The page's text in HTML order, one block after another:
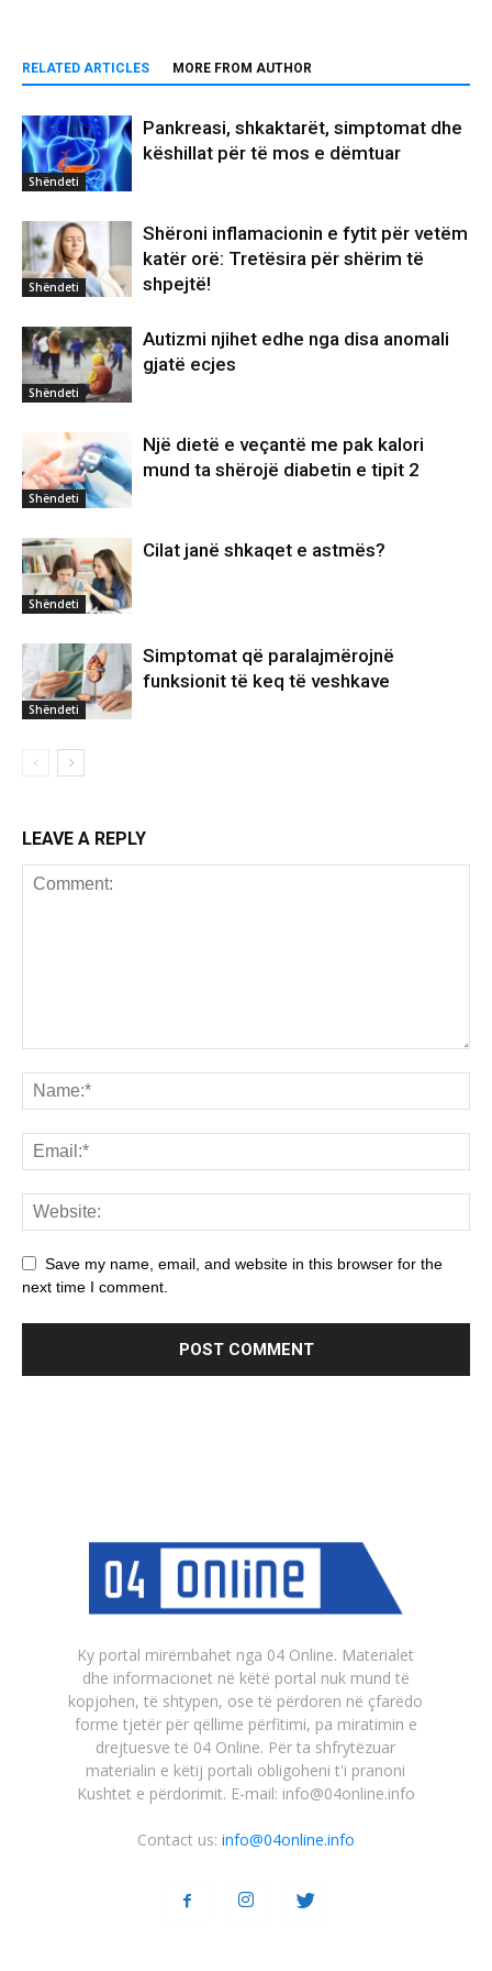
RELATED ARTICLES MORE FROM AUTHOR
Shëndeti
Pankreasi, shkaktarët, simptomat dhe
këshillat për të mos e dëmtuar
Shëndeti
Shëroni inflamacionin e fytit për vetëm
katër orë: Tretësira për shërim të
shpejtë!
Shëndeti
Autizmi njihet edhe nga disa anomali
gjatë ecjes
Shëndeti
Një dietë e veçantë me pak kalori
mund ta shërojë diabetin e tipit 2
Shëndeti
Cilat janë shkaqet e astmës?
Shëndeti
Simptomat që paralajmërojnë
funksionit të keq të veshkave
LEAVE A REPLY
Save my name, email, and website in this browser for the
next time I comment.
Ky portal mirëmbahet nga 04 Online. Materialet
dhe informacionet në këtë portal nuk mund të
kopjohen, të shtypen, ose të përdoren në çfarëdo
forme tjetër për qëllime përfitimi, pa miratimin e
drejtuesve të 04 Online. Për ta shfrytëzuar
materialin e këtij portali obligoheni t'i pranoni
Kushtet e përdorimit. E-mail: info@04online.info
Contact us: info@04online.info